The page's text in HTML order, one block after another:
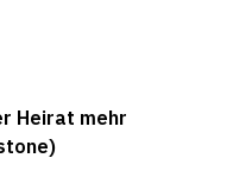
Heirat mehr